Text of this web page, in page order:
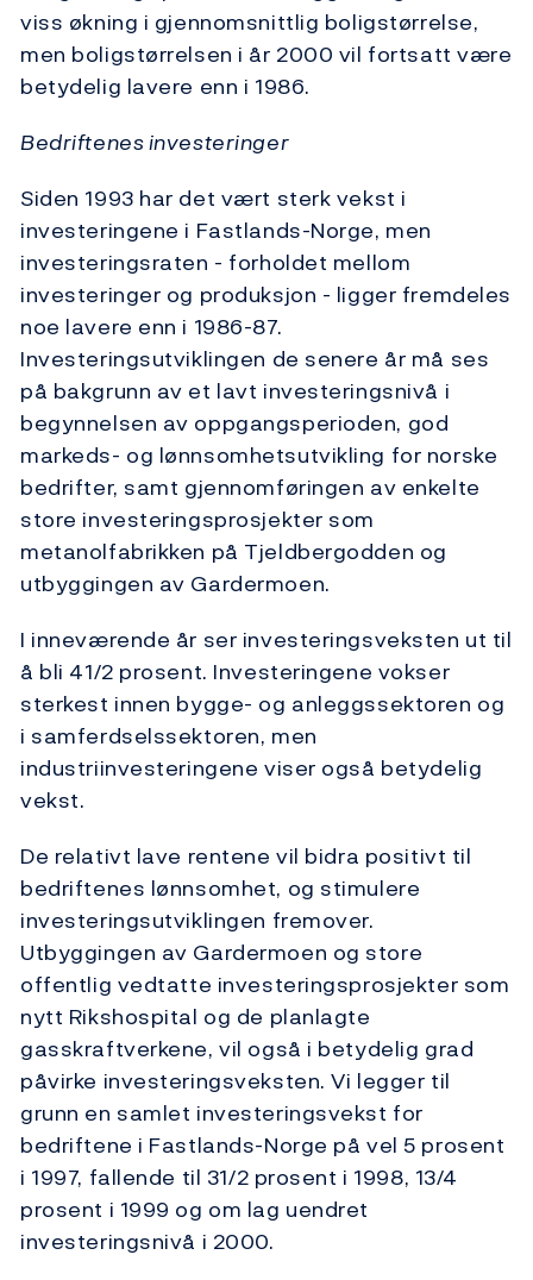
viss økning i gjennomsnittlig boligstørrelse,
men boligstørrelsen i år 2000 vil fortsatt være
betydelig lavere enn i 1986.
Bedriftenes investeringer
Siden 1993 har det vært sterk vekst i
investeringene i Fastlands-Norge, men
investeringsraten - forholdet mellom
investeringer og produksjon - ligger fremdeles
noe lavere enn i 1986-87.
Investeringsutviklingen de senere år må ses
på bakgrunn av et lavt investeringsnivå i
begynnelsen av oppgangsperioden, god
markeds- og lønnsomhetsutvikling for norske
bedrifter, samt gjennomføringen av enkelte
store investeringsprosjekter som
metanolfabrikken på Tjeldbergodden og
utbyggingen av Gardermoen.
I inneværende år ser investeringsveksten ut til
å bli 41/2 prosent. Investeringene vokser
sterkest innen bygge- og anleggssektoren og
i samferdselssektoren, men
industriinvesteringene viser også betydelig
vekst.
De relativt lave rentene vil bidra positivt til
bedriftenes lønnsomhet, og stimulere
investeringsutviklingen fremover.
Utbyggingen av Gardermoen og store
offentlig vedtatte investeringsprosjekter som
nytt Rikshospital og de planlagte
gasskraftverkene, vil også i betydelig grad
påvirke investeringsveksten. Vi legger til
grunn en samlet investeringsvekst for
bedriftene i Fastlands-Norge på vel 5 prosent
i 1997, fallende til 31/2 prosent i 1998, 13/4
prosent i 1999 og om lag uendret
investeringsnivå i 2000.